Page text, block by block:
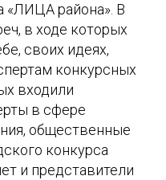
«ЛИЦА района». В
в ходе которых
своих идеях,
конкурсных
входили
в сфере
общественные
конкурса
и представители